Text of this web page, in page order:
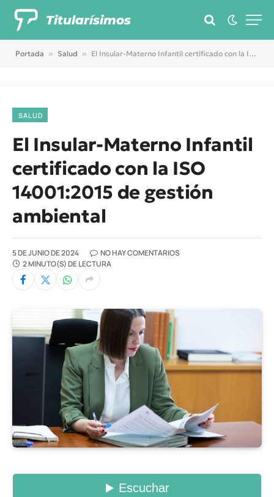
Titularísimos
Portada » Salud » El Insular-Materno Infantil certificado con la ISO 14001:2015 de gestión ambiental
SALUD
El Insular-Materno Infantil
certificado con la ISO
14001:2015 de gestión
ambiental
5 DE JUNIO DE 2024
NO HAY COMENTARIOS
2 MINUTO(S) DE LECTURA